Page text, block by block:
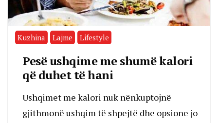
Kuzhina Lajme Lifestyle
Pesë ushqime me shumë kalori
që duhet të hani
Ushqimet me kalori nuk nënkuptojnë
gjithmonë ushqim të shpejtë dhe opsione jo